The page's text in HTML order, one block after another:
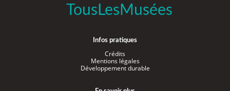
TousLesMusées
Infos pratiques
Crédits
Mentions légales
Développement durable